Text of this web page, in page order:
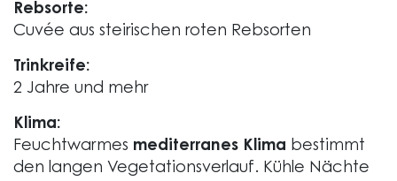
Rebsorte:
Cuvée aus steirischen roten Rebsorten
Trinkreife:
2 Jahre und mehr
Klima:
Feuchtwarmes mediterranes Klima bestimmt
den langen Vegetationsverlauf. Kühle Nächte